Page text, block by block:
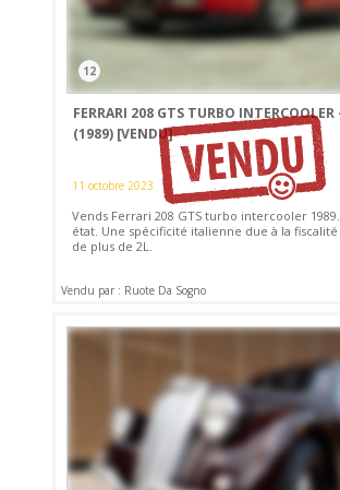
12
FERRARI 208 GTS TURBO INTERCOOLER
(1989) [VENDU]
11 octobre 2023
Vends Ferrari 208 GTS turbo intercooler
état. Une spécificité italienne due à la
de plus de 2L.
Vendu par : Ruote Da Sogno